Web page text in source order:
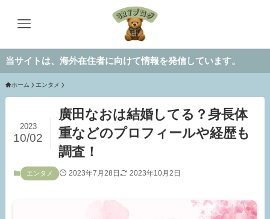
海外在住者に向けて情報を発信しています。
ホーム エンタメ
廣田なおは結婚してる？身長体
重などのプロフィールや経歴も
調査！
2023
10/02
エンタメ 2023年7月28日 2023年10月2日